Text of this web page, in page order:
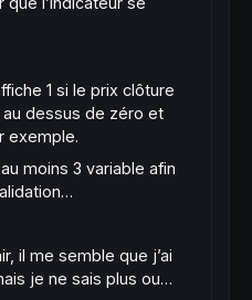
1 si le prix clôture
au dessus de zéro et
exemple.
moins 3 variable afin
il me semble que j’ai
je ne sais plus ou…